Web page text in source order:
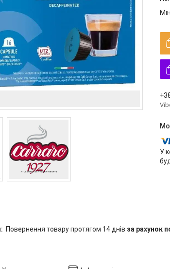
У
повернення товару протягом 14 днів за рахунок